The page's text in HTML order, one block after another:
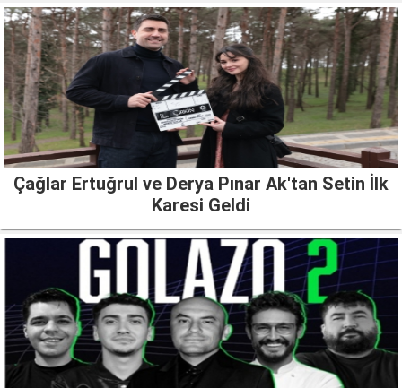
Çağlar Ertuğrul ve Derya Pınar Ak'tan Setin İlk
Karesi Geldi